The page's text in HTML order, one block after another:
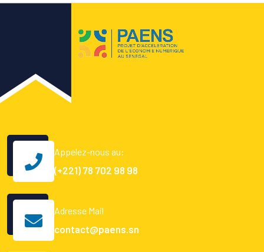
Appelez-nous au:
(+221) 78 702 98 98
Adresse Mail
contact@paens.sn